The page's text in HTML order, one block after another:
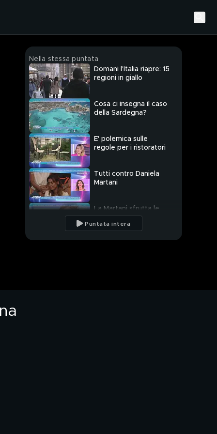
Nella stessa puntata
Domani l'Italia riapre: 15
regioni in giallo
Cosa ci insegna il caso
della Sardegna?
E' polemica sulle
regole per i ristoratori
Tutti contro Daniela
Martani
La Martani sfrutta le
polemiche per la tv?
Puntata intera